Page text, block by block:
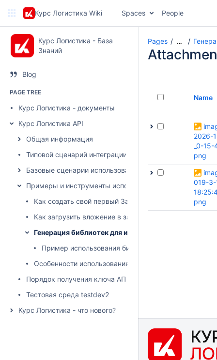
Курс Логистика Wiki Spaces People
Курс Логистика - База
Знаний
Blog
PAGE TREE
Курс Логистика - документы
Курс Логистика API
Общая информация
Типовой сценарий интеграции
Базовые сценарии использования
Примеры и инструменты использования API
Как создать свой первый Запрос на перевозку
Как загрузить вложение в запрос/заявку
Генерация библиотек для использования API
Пример использования библиотеки для С#
Особенности использования API с помощью
Порядок получения ключа АПИ
Тестовая среда testdev2
Курс Логистика - что нового?
Pages …
Name
2026-
_0-15-
png
019-3-
png